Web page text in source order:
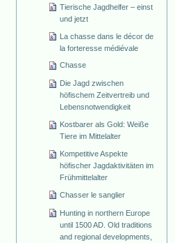
Tierische Jagdhelfer – einst
und jetzt
La chasse dans le décor de
la forteresse médiévale
Chasse
Die Jagd zwischen
höfischem Zeitvertreib und
Lebensnotwendigkeit
Kostbarer als Gold: Weiße
Tiere im Mittelalter
Kompetitive Aspekte
höfischer Jagdaktivitäten im
Frühmittelalter
Chasser le sanglier
Hunting in northern Europe
until 1500 AD. Old traditions
and regional developments,